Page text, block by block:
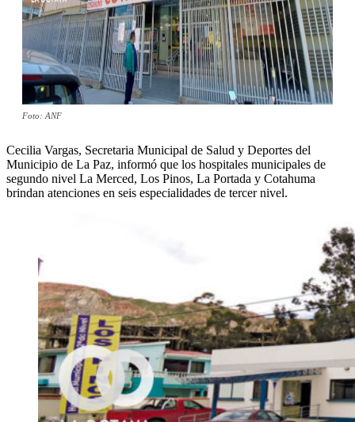
Foto: ANF
Cecilia Vargas, Secretaria Municipal de Salud y Deportes del
Municipio de La Paz, informó que los hospitales municipales de
segundo nivel La Merced, Los Pinos, La Portada y Cotahuma
brindan atenciones en seis especialidades de tercer nivel.